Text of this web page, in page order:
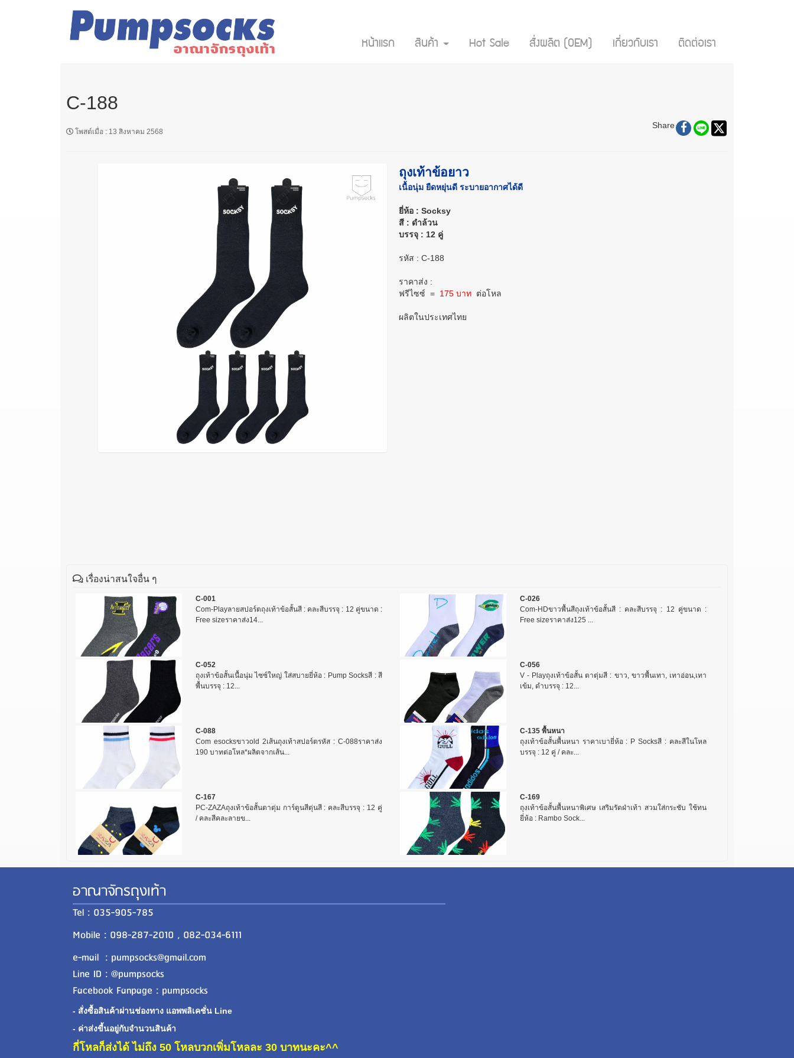
หน้าแรก สินค้า Hot Sale สั่งผลิต (OEM) เกี่ยวกับเรา ติดต่อเรา
C-188
โพสต์เมื่อ : 13 สิงหาคม 2568
Share
ถุงเท้าข้อยาว
เนื้อนุ่ม ยืดหยุ่นดี ระบายอากาศได้ดี
ยี่ห้อ : Socksy
สี : ดำล้วน
บรรจุ : 12 คู่
รหัส : C-188
ราคาส่ง :
ฟรีไซซ์ = 175 บาท ต่อโหล
ผลิตในประเทศไทย
เรื่องน่าสนใจอื่น ๆ
C-001
Com-Playลายสปอร์ตถุงเท้าข้อสั้นสี : คละสีบรรจุ : 12 คู่ขนาด :
Free sizeราคาส่ง14...
C-026
Com-HDขาวพื้นสีถุงเท้าข้อสั้นสี : คละสีบรรจุ : 12 คู่ขนาด :
Free sizeราคาส่ง125 ...
C-052
ถุงเท้าข้อสั้นเนื้อนุ่ม ไซซ์ใหญ่ ใส่สบายยี่ห้อ : Pump Socksสี : สี
พื้นบรรจุ : 12...
C-056
V - Playถุงเท้าข้อสั้น ตาตุ่มสี : ขาว, ขาวพื้นเทา, เทาอ่อน,เทา
เข้ม, ดำบรรจุ : 12...
C-088
Com esocksขาวold 2เส้นถุงเท้าสปอร์ตรหัส : C-088ราคาส่ง
190 บาทต่อโหล*ผลิตจากเส้น...
C-135 พื้นหนา
ถุงเท้าข้อสั้นพื้นหนา ราคาเบายี่ห้อ : P Socksสี : คละสีในโหล
บรรจุ : 12 คู่ / คละ...
C-167
PC-ZAZAถุงเท้าข้อสั้นตาตุ่ม การ์ตูนสีตุ่นสี : คละสีบรรจุ : 12 คู่
/ คละสีคละลายข...
C-169
ถุงเท้าข้อสั้นพื้นหนาพิเศษ เสริมรัดฝ่าเท้า สวมใส่กระชับ ใช้ทน
ยี่ห้อ : Rambo Sock...
อาณาจักรถุงเท้า
Tel : 035-905-785
Mobile : 098-287-2010 , 082-034-6111
e-mail : pumpsocks@gmail.com
Line ID : @pumpsocks
Facebook Fanpage : pumpsocks
- สั่งซื้อสินค้าผ่านช่องทาง แอพพลิเคชั่น Line
- ค่าส่งขี้นอยู่กับจำนวนสินค้า
กี่โหลก็ส่งได้ ไม่ถึง 50 โหลบวกเพิ่มโหลละ 30 บาทนะคะ^^